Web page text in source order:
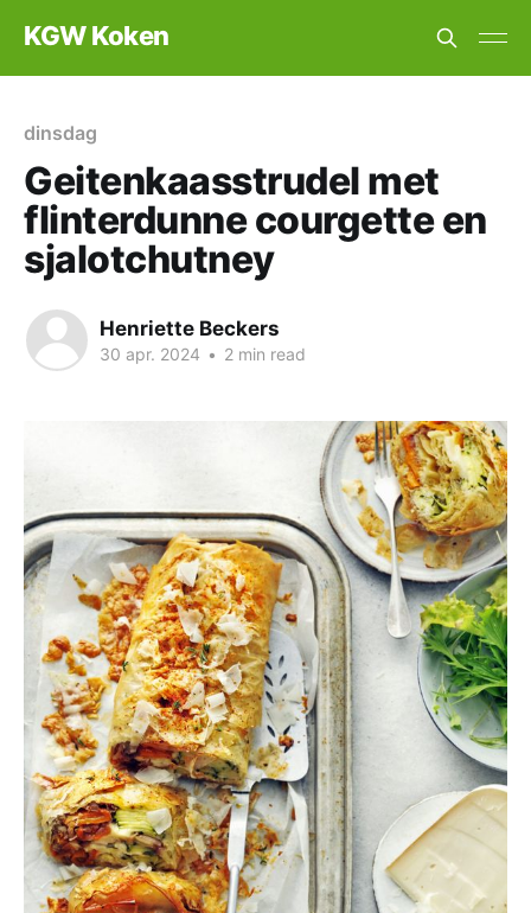
KGW Koken
dinsdag
Geitenkaasstrudel met
flinterdunne courgette en
sjalotchutney
Henriette Beckers
30 apr. 2024 • 2 min read